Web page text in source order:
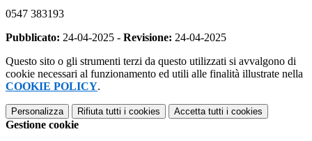
0547 383193
Pubblicato: 24-04-2025 - Revisione: 24-04-2025
Questo sito o gli strumenti terzi da questo utilizzati si avvalgono di
cookie necessari al funzionamento ed utili alle finalità illustrate nella
COOKIE POLICY.
Personalizza Rifiuta tutti i cookies Accetta tutti i cookies
Gestione cookie